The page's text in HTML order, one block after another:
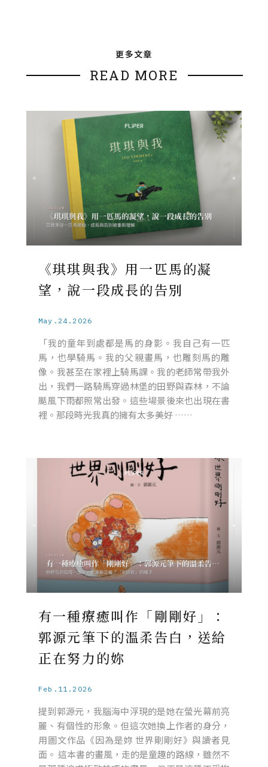
更多文章
READ MORE
《琪琪與我》用一匹馬的凝
望，說一段成長的告別
May.24.2026
「我的童年到處都是馬的身影。我自己有一匹
馬，也學騎馬。我的父親畫馬，也雕刻馬的雕
像。我甚至在家裡上騎馬課。我的老師常帶我外
出，我們一路騎馬穿過林堡的田野與森林，不論
颳風下雨都照常出發。這些場景後來也出現在書
裡。那段時光我真的擁有太多美好 ……
有一種療癒叫作「剛剛好」：
郭源元筆下的溫柔告白，送給
正在努力的妳
Feb.11.2026
提到郭源元，我腦海中浮現的是她在螢光幕前亮
麗、有個性的形象。但這次她換上作者的身分，
用圖文作品《因為是妳 世界剛剛好》與讀者見
面。 這本書的畫風，走的是童趣的路線，雖然不